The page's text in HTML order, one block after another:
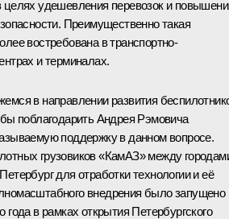
целях удешевления перевозок и
Преимущественно такая
востребована в транспортно-
и терминалах.
в направлении развития
поблагодарить Андрея Рэмовича
поддержку в данном вопросе.
грузовиков «КамАЗ» между
для отработки технологии и её
внедрения было запущено
года в рамках открытия Петербургского